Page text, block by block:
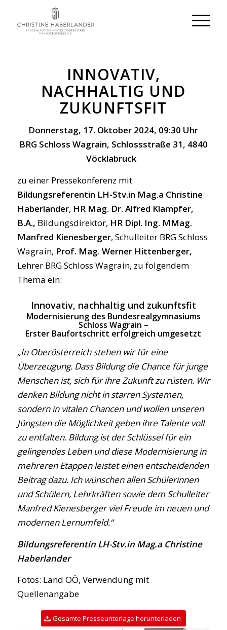
INNOVATIV,
NACHHALTIG UND
ZUKUNFTSFIT
Donnerstag, 17. Oktober 2024, 09:30 Uhr
BRG Schloss Wagrain, Schlossstraße 31, 4840
Vöcklabruck
zu einer Pressekonferenz mit
Bildungsreferentin LH-Stv.in Mag.a Christine
Haberlander, HR Mag. Dr. Alfred Klampfer,
B.A., Bildungsdirektor, HR Dipl. Ing. MMag.
Manfred Kienesberger, Schulleiter BRG Schloss
Wagrain, Prof. Mag. Werner Hittenberger,
Lehrer BRG Schloss Wagrain, zu folgendem
Thema ein:
Innovativ, nachhaltig und zukunftsfit
Modernisierung des Bundesrealgymnasiums
Schloss Wagrain –
Erster Baufortschritt erfolgreich umgesetzt
„In Oberösterreich stehen wir für eine
Überzeugung. Dass Bildung die Chance für junge
Menschen ist, sich für ihre Zukunft zu rüsten. Wir
denken Bildung nicht in starren Systemen,
sondern in vitalen Chancen und wollen unseren
Jüngsten die Möglichkeit geben ihre Talente voll
zu entfalten. Bildung ist der Schlüssel für ein
gelingendes Leben und diese Modernisierung in
mehreren Etappen leistet einen entscheidenden
Beitrag dazu. Ich wünschen allen Schülerinnen
und Schülern, Lehrkräften sowie dem Schulleiter
Manfred Kienesberger viel Freude im neuen und
modernen Lernumfeld.“
BildungsreferentinLH-Stv.in Mag.a Christine
Haberlander
Fotos: Land OÖ, Verwendung mit
Quellenangabe
Gesamte Presseunterlage herunterladen